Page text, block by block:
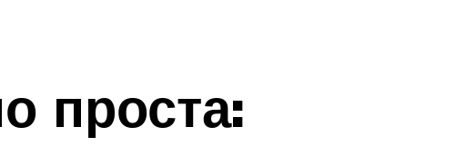
проста: